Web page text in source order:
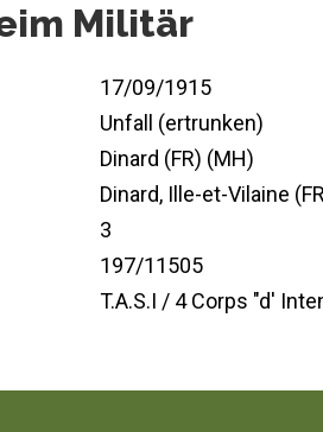
Militär
17/09/1915
Unfall (ertrunken)
Dinard (FR) (MH)
Dinard, Ille-et-Vilaine
3
197/11505
T.A.S.I / 4 Corps "d'